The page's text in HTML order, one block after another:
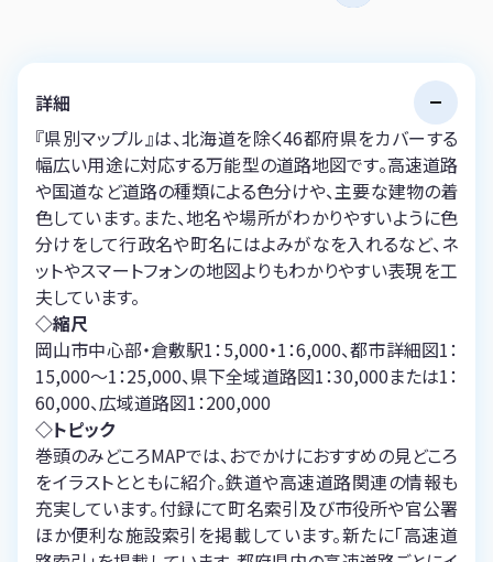
詳細
『県別マップル』は、北海道を除く46都府県をカバーする
幅広い用途に対応する万能型の道路地図です。高速道路
や国道など道路の種類による色分けや、主要な建物の着
色しています。また、地名や場所がわかりやすいように色
分けをして行政名や町名にはよみがなを入れるなど、ネ
ットやスマートフォンの地図よりもわかりやすい表現を工
夫しています。
◇縮尺
岡山市中心部・倉敷駅1：5,000・1：6,000、都市詳細図1：
15,000～1：25,000、県下全域道路図1：30,000または1：
60,000、広域道路図1：200,000
◇トピック
巻頭のみどころMAPでは、おでかけにおすすめの見どころ
をイラストとともに紹介。鉄道や高速道路関連の情報も
充実しています。付録にて町名索引及び市役所や官公署
ほか便利な施設索引を掲載しています。新たに「高速道